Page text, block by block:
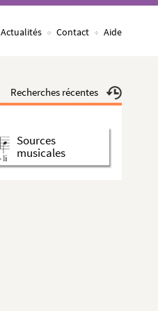
Actualités Contact Aide
Recherches récentes
Sources
musicales